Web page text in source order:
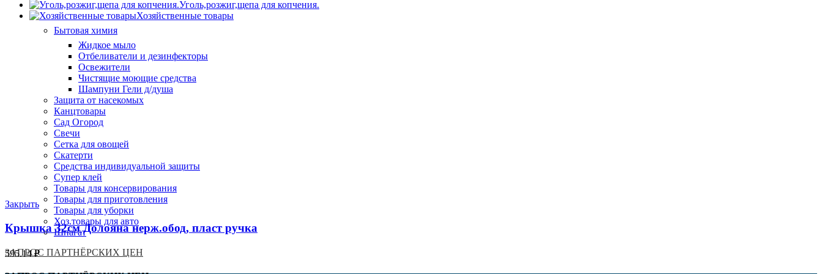
Уголь,розжиг,щепа для копчения.
Хозяйственные товары
Бытовая химия
Жидкое мыло
Отбеливатели и дезинфекторы
Освежители
Чистящие моющие средства
Шампуни Гели д/душа
Защита от насекомых
Канцтовары
Сад Огород
Свечи
Сетка для овощей
Скатерти
Средства индивидуальной защиты
Супер клей
Товары для консервирования
Товары для приготовления
Товары для уборки
Хоз.товары для авто
Шпагат
ЗАПРОС ПАРТНЁРСКИХ ЦЕН
Закрыть
Крышка 32см Долояна нерж.обод, пласт ручка
595.14₽